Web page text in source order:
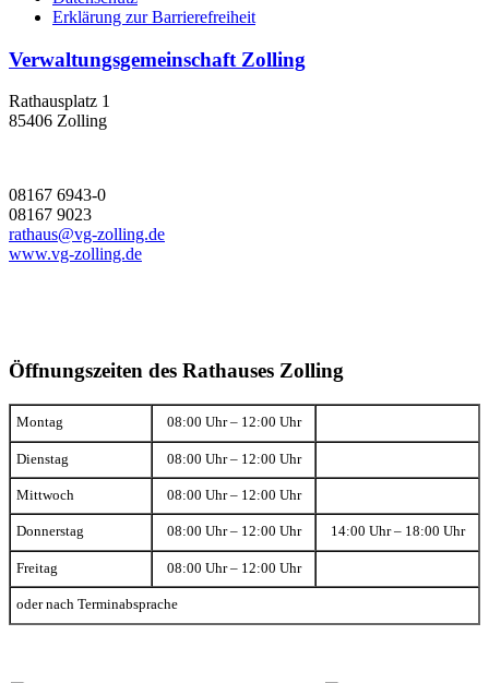
Erklärung zur Barrierefreiheit
Verwaltungsgemeinschaft Zolling
Rathausplatz 1
85406 Zolling
08167 6943-0
08167 9023
rathaus@vg-zolling.de
www.vg-zolling.de
Öffnungszeiten des Rathauses Zolling
Montag 08:00 Uhr – 12:00 Uhr
Dienstag 08:00 Uhr – 12:00 Uhr
Mittwoch 08:00 Uhr – 12:00 Uhr
Donnerstag 08:00 Uhr – 12:00 Uhr 14:00 Uhr – 18:00 Uhr
Freitag 08:00 Uhr – 12:00 Uhr
oder nach Terminabsprache